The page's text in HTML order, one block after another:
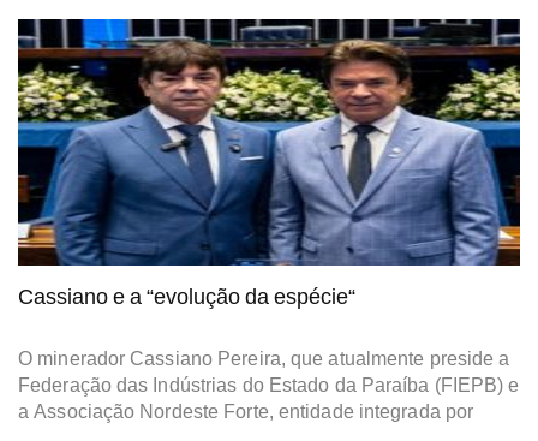
Cassiano e a “evolução da espécie“
O minerador Cassiano Pereira, que atualmente preside a
Federação das Indústrias do Estado da Paraíba (FIEPB) e
a Associação Nordeste Forte, entidade integrada por